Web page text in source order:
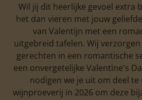
Wil jij dit heerlijke gevoel extra
het dan vieren met jouw
van Valentijn met een
uitgebreid tafelen. Wij
gerechten in een romantische
een onvergetelijke Valentine's
nodigen we je uit om deel te
wijnproeverij in 2026 om deze